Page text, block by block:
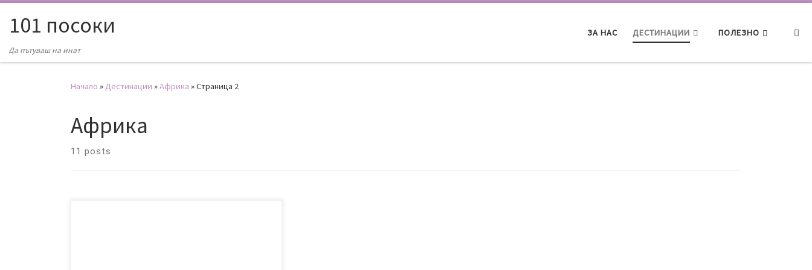
101 посоки
Да пътуваш на инат
ЗА НАС ДЕСТИНАЦИИ ПОЛЕЗНО
Начало » Дестинации »Африка »Страница 2
Африка
11 posts